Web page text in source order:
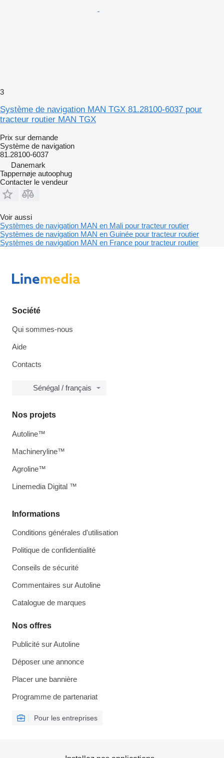
3
Système de navigation MAN TGX 81.28100-6037 pour
tracteur routier MAN TGX
Prix sur demande
Système de navigation
81.28100-6037
Danemark
Tappernøje autoophug
Contacter le vendeur
Voir aussi
Systèmes de navigation MAN en Mali pour tracteur routier
Systèmes de navigation MAN en Guinée pour tracteur routier
Systèmes de navigation MAN en France pour tracteur routier
Société
Qui sommes-nous
Aide
Contacts
Sénégal / français
Informations
Conditions générales d'utilisation
Politique de confidentialité
Conseils de sécurité
Commentaires sur Autoline
Catalogue de marques
Nos offres
Publicité sur Autoline
Déposer une annonce
Placer une bannière
Programme de partenariat
Pour les entreprises
Nos projets
Autoline™
Machineryline™
Agroline™
Linemedia Digital ™